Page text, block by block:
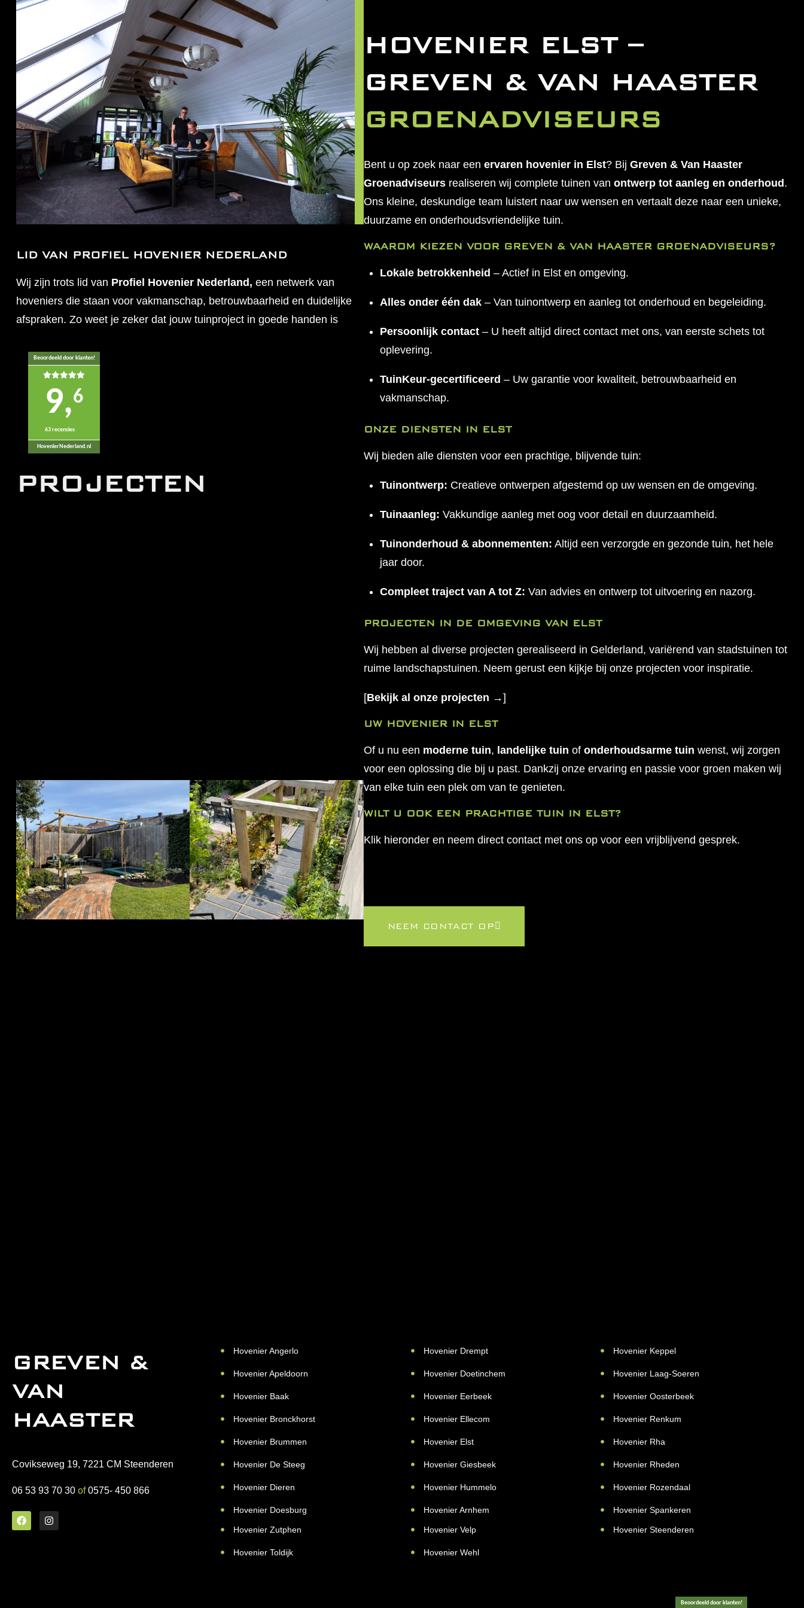
LID VAN PROFIEL HOVENIER NEDERLAND
Wij zijn trots lid van Profiel Hovenier Nederland, een netwerk van
hoveniers die staan voor vakmanschap, betrouwbaarheid en duidelijke
afspraken. Zo weet je zeker dat jouw tuinproject in goede handen is
Beoordeeld door klanten!
9,6
63 recensies
HovenierNederland.nl
PROJECTEN
HOVENIER ELST –
GREVEN & VAN HAASTER
GROENADVISEURS
Bent u op zoek naar een ervaren hovenier in Elst? Bij Greven & Van Haaster
Groenadviseursrealiseren wij complete tuinen van ontwerp tot aanleg en onderhoud .
Ons kleine, deskundige team luistert naar uw wensen en vertaalt deze naar een unieke,
duurzame en onderhoudsvriendelijke tuin.
WAAROM KIEZEN VOOR GREVEN & VAN HAASTER GROENADVISEURS?
Lokale betrokkenheid – Actief in Elst en omgeving.
Alles onder één dak– Van tuinontwerp en aanleg tot onderhoud en begeleiding.
Persoonlijk contact– U heeft altijd direct contact met ons, van eerste schets tot
oplevering.
TuinKeur-gecertificeerd – Uw garantie voor kwaliteit, betrouwbaarheid en
vakmanschap.
ONZE DIENSTEN IN ELST
Wij bieden alle diensten voor een prachtige, blijvende tuin:
Tuinontwerp: Creatieve ontwerpen afgestemd op uw wensen en de omgeving.
Tuinaanleg: Vakkundige aanleg met oog voor detail en duurzaamheid.
Tuinonderhoud & abonnementen: Altijd een verzorgde en gezonde tuin, het hele
jaar door.
Compleet traject van A tot Z: Van advies en ontwerp tot uitvoering en nazorg.
PROJECTEN IN DE OMGEVING VAN ELST
Wij hebben al diverse projecten gerealiseerd in Gelderland, variërend van stadstuinen tot
ruime landschapstuinen. Neem gerust een kijkje bij onze projecten voor inspiratie.
[Bekijk al onze projecten →]
UW HOVENIER IN ELST
Of u nu een moderne tuin, landelijke tuin of onderhoudsarme tuin wenst, wij zorgen
voor een oplossing die bij u past. Dankzij onze ervaring en passie voor groen maken wij
van elke tuin een plek om van te genieten.
WILT U OOK EEN PRACHTIGE TUIN IN ELST?
Klik hieronder en neem direct contact met ons op voor een vrijblijvend gesprek.
NEEM CONTACT OP
GREVEN &
VAN
HAASTER
Covikseweg 19, 7221 CM Steenderen
06 53 93 70 30 of0575- 450 866
Hovenier Angerlo
Hovenier Apeldoorn
Hovenier Baak
Hovenier Bronckhorst
Hovenier Brummen
Hovenier De Steeg
Hovenier Dieren
Hovenier Doesburg
Hovenier Zutphen
Hovenier Toldijk
Hovenier Drempt
Hovenier Doetinchem
Hovenier Eerbeek
Hovenier Ellecom
Hovenier Elst
Hovenier Giesbeek
Hovenier Hummelo
Hovenier Arnhem
Hovenier Velp
Hovenier Wehl
Hovenier Keppel
Hovenier Laag-Soeren
Hovenier Oosterbeek
Hovenier Renkum
Hovenier Rha
Hovenier Rheden
Hovenier Rozendaal
Hovenier Spankeren
Hovenier Steenderen
Beoordeeld door klanten!